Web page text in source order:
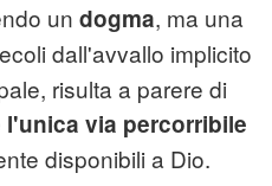
un dogma, ma una
dall'avvallo implicito
risulta a parere di
l'unica via percorribile
disponibili a Dio.